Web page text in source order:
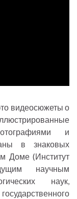
видеосюжеты о
и
в знаковых
Доме (Институт
научным
наук,